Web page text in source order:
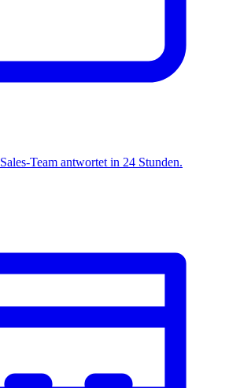
Sales-Team antwortet in 24 Stunden.